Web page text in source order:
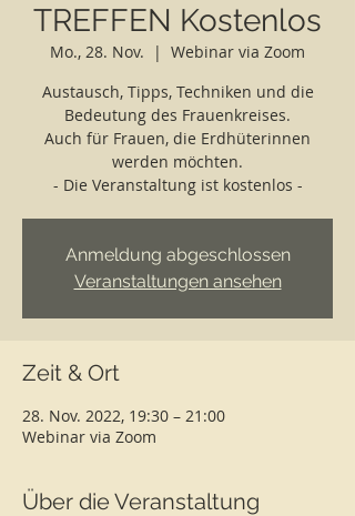
TREFFEN Kostenlos
Mo., 28. Nov.
  |
Webinar via Zoom
Austausch, Tipps, Techniken und die
Bedeutung des Frauenkreises.
Auch für Frauen, die Erdhüterinnen
werden möchten.
- Die Veranstaltung ist kostenlos -
Anmeldung abgeschlossen
Veranstaltungen ansehen
Zeit & Ort
28. Nov. 2022, 19:30 – 21:00
Webinar via Zoom
Über die Veranstaltung